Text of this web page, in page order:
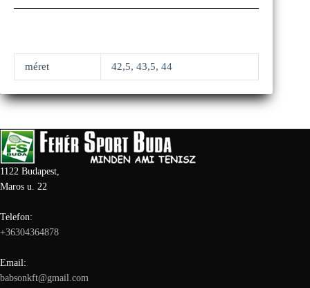
méret 42,5, 43,5, 44
1122 Budapest,
Maros u. 22
Telefon:
+36304364878
Email:
babsonkft@gmail.com